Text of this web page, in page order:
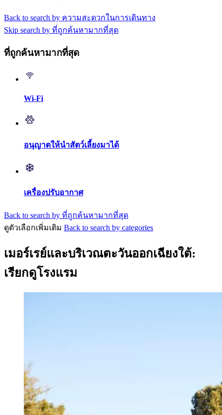
Back to search by ความสะดวกในการเดินทาง
Skip search by ที่ถูกค้นหามากที่สุด
ที่ถูกค้นหามากที่สุด
Wi-Fi
อนุญาตให้นำสัตว์เลี้ยงมาได้
เครื่องปรับอากาศ
Back to search by ที่ถูกค้นหามากที่สุด
ดูตัวเลือกเพิ่มเติม Back to search by categories
เมอร์เรย์และบริเวณตะวันออกเฉียงใต้:
เรียกดูโรงแรม